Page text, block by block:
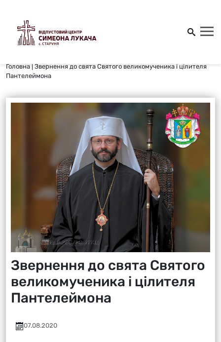
Головна | Звернення до свята Святого великомученика і цілителя
Пантелеймона
Звернення до свята Святого
великомученика і цілителя
Пантелеймона
07.08.2020